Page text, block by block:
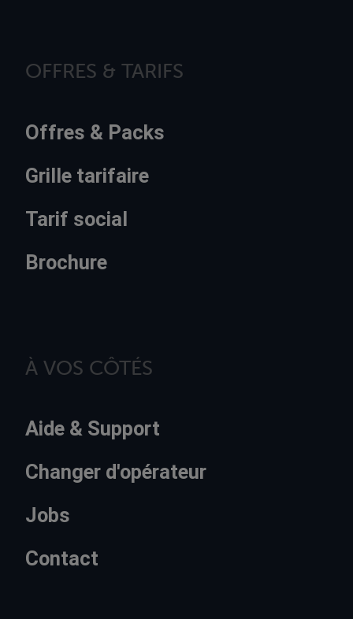
OFFRES & TARIFS
Offres & Packs
Grille tarifaire
Tarif social
Brochure
À VOS CÔTÉS
Aide & Support
Changer d'opérateur
Jobs
Contact